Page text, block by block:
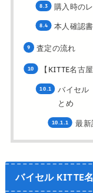
購入時の
本人確認
査定の流れ
【KITTE名古
バイセル
とめ
最新
バイセル KITTE